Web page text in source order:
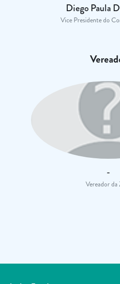
Diego Paula
Vice Presidente do
-
Vereador da